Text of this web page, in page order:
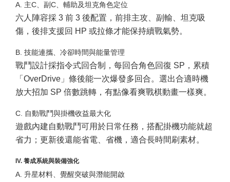
A. 主C、副C、輔助及坦克角色定位
六人陣容採 3 前 3 後配置，前排主攻、副輸、坦克吸
傷，後排支援回 HP 或拉條才能保持續戰氣勢。
B. 技能連攜、冷卻時間與能量管理
戰鬥設計採指令式回合制，每回合角色回復 SP，累積
「OverDrive」條後能一次爆發多回合。選出合適時機
放大招加 SP 倍數跳轉，有點像看爽戰棋動畫一樣爽。
C. 自動戰鬥與掛機收益最大化
遊戲內建自動戰鬥可用於日常任務，搭配掛機功能就超
省力；更新後還能省電、省機，適合長時間刷素材。
IV. 養成系統與裝備強化
A. 升星材料、覺醒突破與潛能開啟